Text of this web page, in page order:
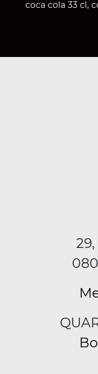
coca cola 33 cl,